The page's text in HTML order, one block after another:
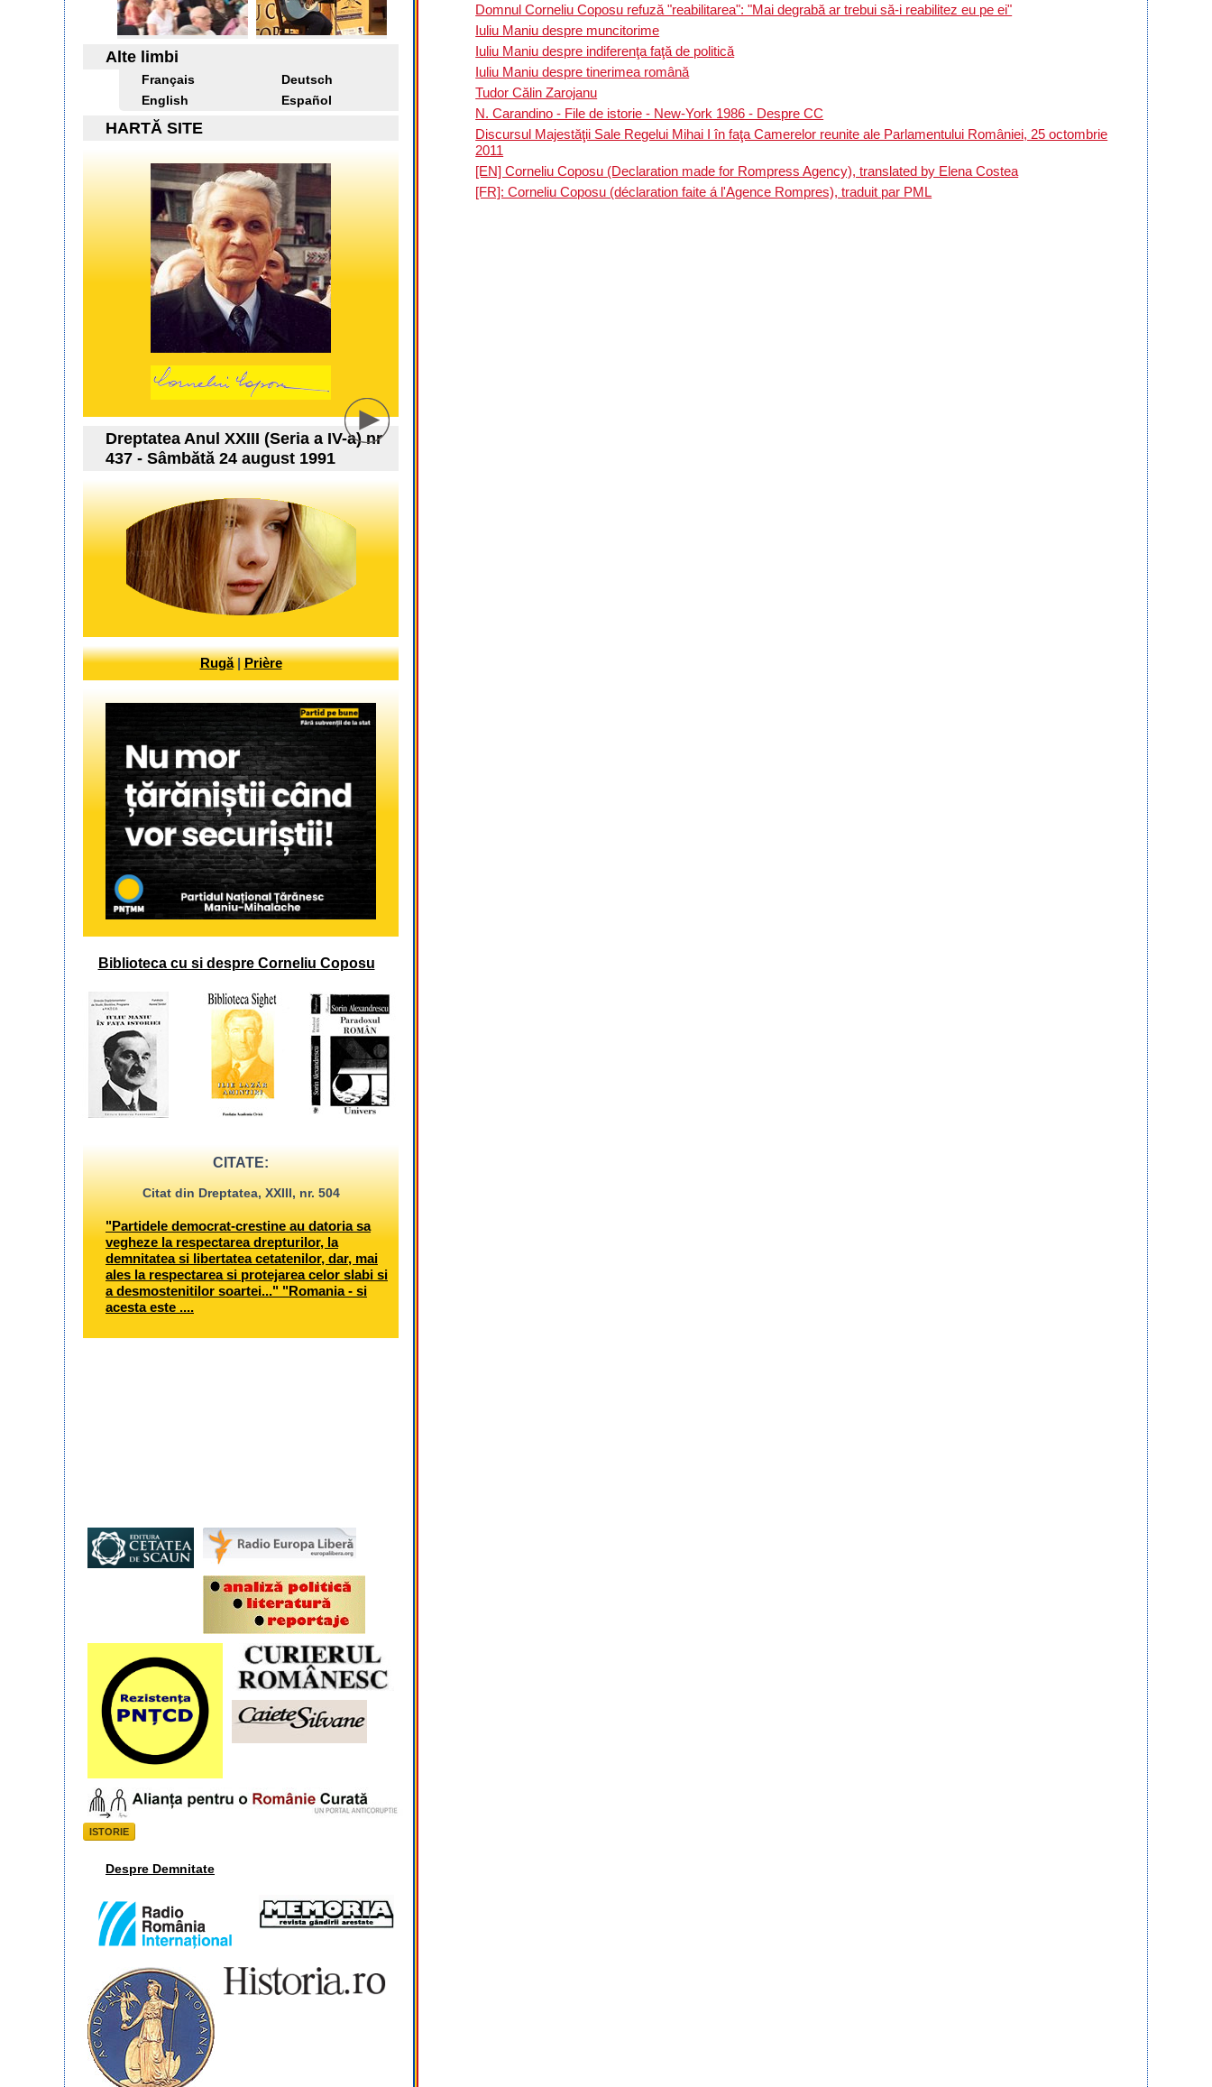
Domnul Corneliu Coposu refuză "reabilitarea": "Mai degrabă ar trebui să-i reabilitez eu pe ei"
Iuliu Maniu despre muncitorime
Iuliu Maniu despre indiferenţa faţă de politică
Iuliu Maniu despre tinerimea română
Tudor Călin Zarojanu
N. Carandino - File de istorie - New-York 1986 - Despre CC
Discursul Majestăţii Sale Regelui Mihai I în faţa Camerelor reunite ale Parlamentului României, 25 octombrie
2011
[EN] Corneliu Coposu (Declaration made for Rompress Agency), translated by Elena Costea
[FR]: Corneliu Coposu (déclaration faite á l'Agence Rompres), traduit par PML
Alte limbi
Français
Deutsch
English
Español
HARTĂ SITE
Dreptatea Anul XXIII (Seria a IV-a) nr
437 - Sâmbătă 24 august 1991
Rugă|Prière
Biblioteca cu si despre Corneliu Coposu
CITATE:
Citat din Dreptatea, XXIII, nr. 504
"Partidele democrat-crestine au datoria sa
vegheze la respectarea drepturilor, la
demnitatea si libertatea cetatenilor, dar, mai
ales la respectarea si protejarea celor slabi si
a desmostenitilor soartei..." "Romania - si
acesta este ....
ISTORIE
Despre Demnitate